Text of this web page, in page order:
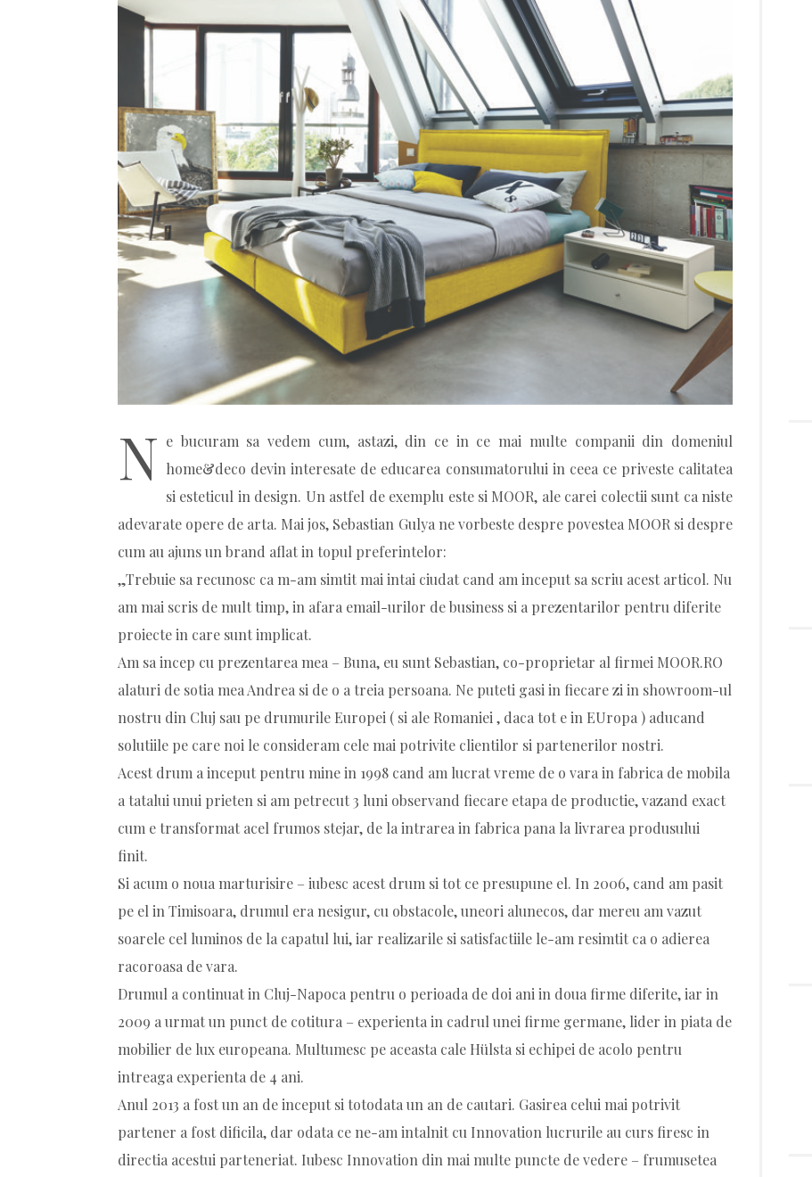
N e bucuram sa vedem cum, astazi, din ce in ce mai multe companii din domeniul
home&deco devin interesate de educarea consumatorului in ceea ce priveste calitatea
si esteticul in design. Un astfel de exemplu este si MOOR, ale carei colectii sunt ca niste
adevarate opere de arta. Mai jos, Sebastian Gulya ne vorbeste despre povestea MOOR si despre
cum au ajuns un brand aflat in topul preferintelor:
„Trebuie sa recunosc ca m-am simtit mai intai ciudat cand am inceput sa scriu acest articol. Nu
am mai scris de mult timp, in afara email-urilor de business si a prezentarilor pentru diferite
proiecte in care sunt implicat.
Am sa incep cu prezentarea mea – Buna, eu sunt Sebastian, co-proprietar al firmei MOOR.RO
alaturi de sotia mea Andrea si de o a treia persoana. Ne puteti gasi in fiecare zi in showroom-ul
nostru din Cluj sau pe drumurile Europei ( si ale Romaniei , daca tot e in EUropa ) aducand
solutiile pe care noi le consideram cele mai potrivite clientilor si partenerilor nostri.
Acest drum a inceput pentru mine in 1998 cand am lucrat vreme de o vara in fabrica de mobila
a tatalui unui prieten si am petrecut 3 luni observand fiecare etapa de productie, vazand exact
cum e transformat acel frumos stejar, de la intrarea in fabrica pana la livrarea produsului
finit.
Si acum o noua marturisire – iubesc acest drum si tot ce presupune el. In 2006, cand am pasit
pe el in Timisoara, drumul era nesigur, cu obstacole, uneori alunecos, dar mereu am vazut
soarele cel luminos de la capatul lui, iar realizarile si satisfactiile le-am resimtit ca o adierea
racoroasa de vara.
Drumul a continuat in Cluj-Napoca pentru o perioada de doi ani in doua firme diferite, iar in
2009 a urmat un punct de cotitura – experienta in cadrul unei firme germane, lider in piata de
mobilier de lux europeana. Multumesc pe aceasta cale Hülsta si echipei de acolo pentru
intreaga experienta de 4 ani.
Anul 2013 a fost un an de inceput si totodata un an de cautari. Gasirea celui mai potrivit
partener a fost dificila, dar odata ce ne-am intalnit cu Innovation lucrurile au curs firesc in
directia acestui parteneriat. Iubesc Innovation din mai multe puncte de vedere – frumusetea